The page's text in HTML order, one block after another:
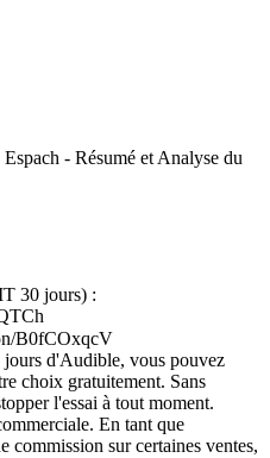
- Résumé et Analyse du
30 jours) :
B0fCOxqcV
jours d'Audible, vous pouvez
choix gratuitement. Sans
l'essai à tout moment.
En tant que
commission sur certaines ventes,